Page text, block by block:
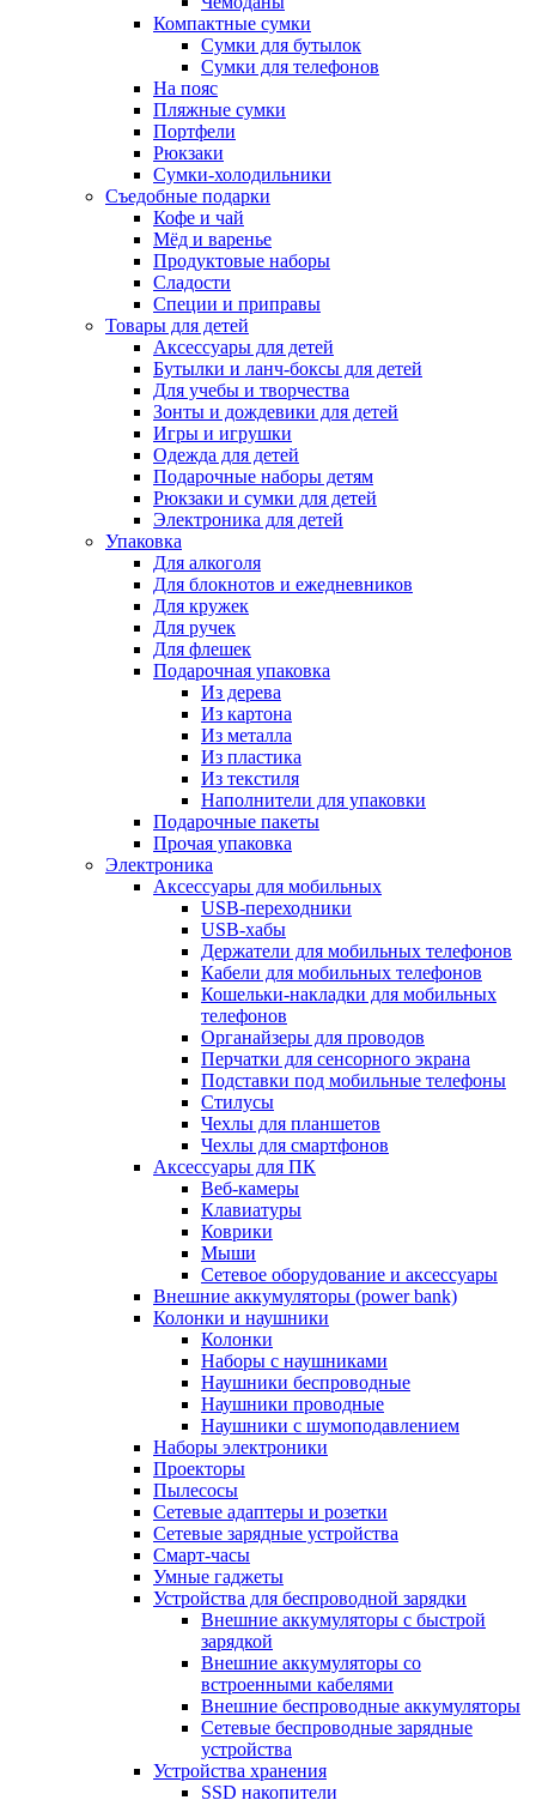
Компактные сумки
Сумки для бутылок
Сумки для телефонов
На пояс
Пляжные сумки
Портфели
Рюкзаки
Сумки-холодильники
Съедобные подарки
Кофе и чай
Мёд и варенье
Продуктовые наборы
Сладости
Специи и приправы
Товары для детей
Аксессуары для детей
Бутылки и ланч-боксы для детей
Для учебы и творчества
Зонты и дождевики для детей
Игры и игрушки
Одежда для детей
Подарочные наборы детям
Рюкзаки и сумки для детей
Электроника для детей
Упаковка
Для алкоголя
Для блокнотов и ежедневников
Для кружек
Для ручек
Для флешек
Подарочная упаковка
Из дерева
Из картона
Из металла
Из пластика
Из текстиля
Наполнители для упаковки
Подарочные пакеты
Прочая упаковка
Электроника
Аксессуары для мобильных
USB-переходники
USB-хабы
Держатели для мобильных телефонов
Кабели для мобильных телефонов
Кошельки-накладки для мобильных
телефонов
Органайзеры для проводов
Перчатки для сенсорного экрана
Подставки под мобильные телефоны
Стилусы
Чехлы для планшетов
Чехлы для смартфонов
Аксессуары для ПК
Веб-камеры
Клавиатуры
Коврики
Мыши
Сетевое оборудование и аксессуары
Внешние аккумуляторы (power bank)
Колонки и наушники
Колонки
Наборы с наушниками
Наушники беспроводные
Наушники проводные
Наушники с шумоподавлением
Наборы электроники
Проекторы
Пылесосы
Сетевые адаптеры и розетки
Сетевые зарядные устройства
Смарт-часы
Умные гаджеты
Устройства для беспроводной зарядки
Внешние аккумуляторы с быстрой
зарядкой
Внешние аккумуляторы со
встроенными кабелями
Внешние беспроводные аккумуляторы
Сетевые беспроводные зарядные
устройства
Устройства хранения
SSD накопители